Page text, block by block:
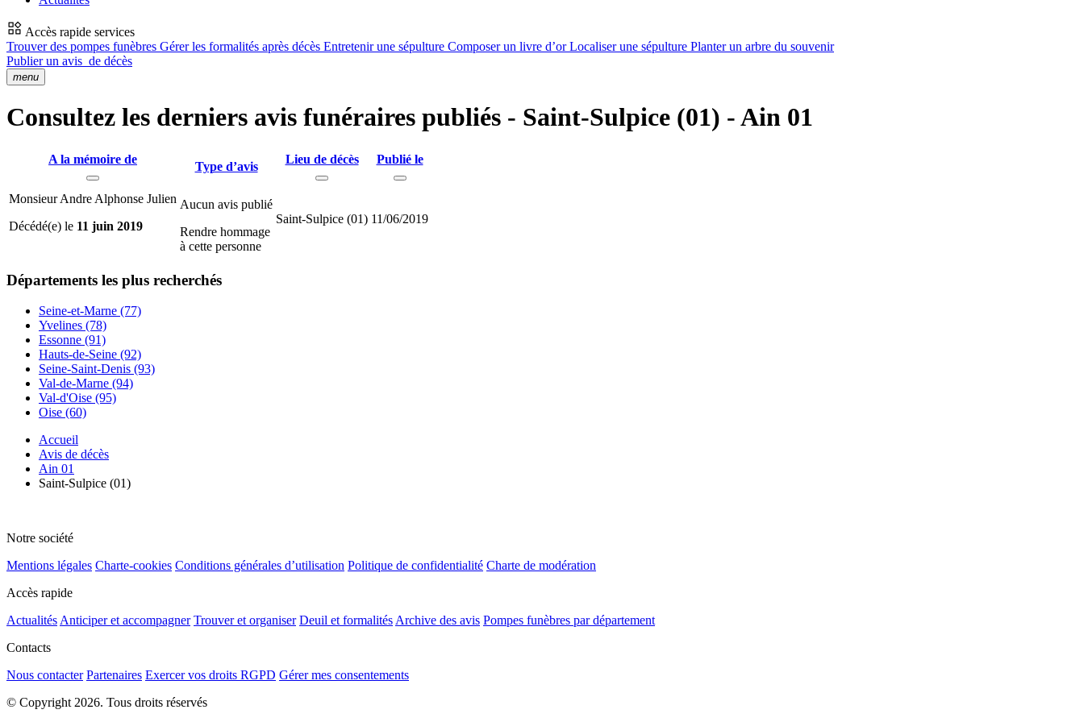
Accès rapide services
Trouver des pompes funèbres Gérer les formalités après décès Entretenir une sépulture Composer un livre d’orLocaliser une sépulture Planter un arbre du souvenir
Publier un avis de décès
menu
Consultez les derniers avis funéraires publiés - Saint-Sulpice (01) - Ain 01
A la mémoire de
Type d’avis
Lieu de décès Publié le
Monsieur Andre Alphonse Julien
Décédé(e) le 11 juin 2019
Aucun avis publié
Rendre hommage
à cette personne
Saint-Sulpice (01) 11/06/2019
Départements les plus recherchés
Seine-et-Marne (77)
Yvelines (78)
Essonne (91)
Hauts-de-Seine (92)
Seine-Saint-Denis (93)
Val-de-Marne (94)
Val-d'Oise (95)
Oise (60)
Accueil
Avis de décès
Ain 01
Saint-Sulpice (01)
Notre société
Mentions légales Charte-cookies Conditions générales d’utilisation Politique de confidentialité Charte de modération
Accès rapide
Actualités Anticiper et accompagner Trouver et organiser Deuil et formalités Archive des avis Pompes funèbres par département
Contacts
Nous contacter Partenaires Exercer vos droits RGPD Gérer mes consentements
© Copyright 2026. Tous droits réservés